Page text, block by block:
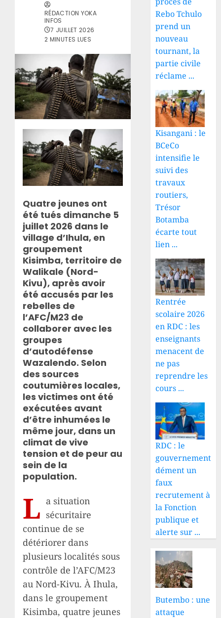
RÉDACTION YOKA
INFOS
7 JUILLET 2026
2 MINUTES LUES
Quatre jeunes ont
été tués dimanche 5
juillet 2026 dans le
village d’Ihula, en
groupement
Kisimba, territoire de
Walikale (Nord-
Kivu), après avoir
été accusés par les
rebelles de
l’AFC/M23 de
collaborer avec les
groupes
d’autodéfense
Wazalendo. Selon
des sources
coutumières locales,
les victimes ont été
exécutées avant
d’être inhumées le
même jour, dans un
climat de vive
tension et de peur au
sein de la
population.
L a situation
sécuritaire
continue de se
détériorer dans
plusieurs localités sous
contrôle de l’AFC/M23
au Nord-Kivu. À Ihula,
dans le groupement
Kisimba, quatre jeunes
Rebo Tchulo
prend un
nouveau
tournant, la
partie civile
réclame ...
Kisangani : le
BCeCo
intensifie le
suivi des
travaux
routiers,
Trésor
Botamba
écarte tout
lien ...
Rentrée
scolaire 2026
en RDC : les
enseignants
menacent de
ne pas
reprendre les
cours ...
RDC : le
gouvernement
dément un
faux
recrutement à
la Fonction
publique et
alerte sur ...
Butembo : une
attaque